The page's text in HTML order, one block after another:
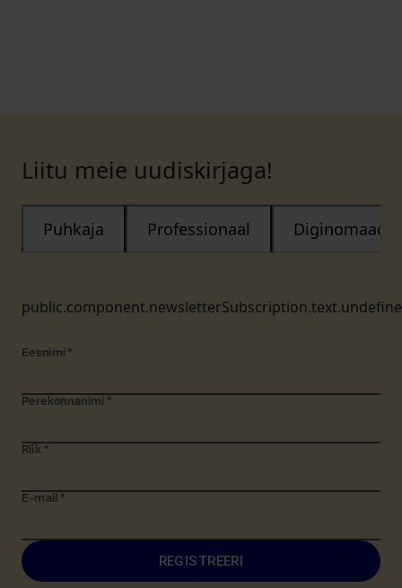
Liitu meie uudiskirjaga!
Puhkaja Professionaal Diginomaad
Eesnimi *
Perekonnanimi *
Riik *
E-mail *
REGISTREERI